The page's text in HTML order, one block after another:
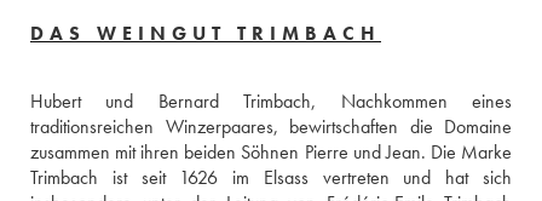
DAS WEINGUT TRIMBACH
Hubert und Bernard Trimbach, Nachkommen eines
traditionsreichen Winzerpaares, bewirtschaften die Domaine
zusammen mit ihren beiden Söhnen Pierre und Jean. Die Marke
Trimbach ist seit 1626 im Elsass vertreten und hat sich